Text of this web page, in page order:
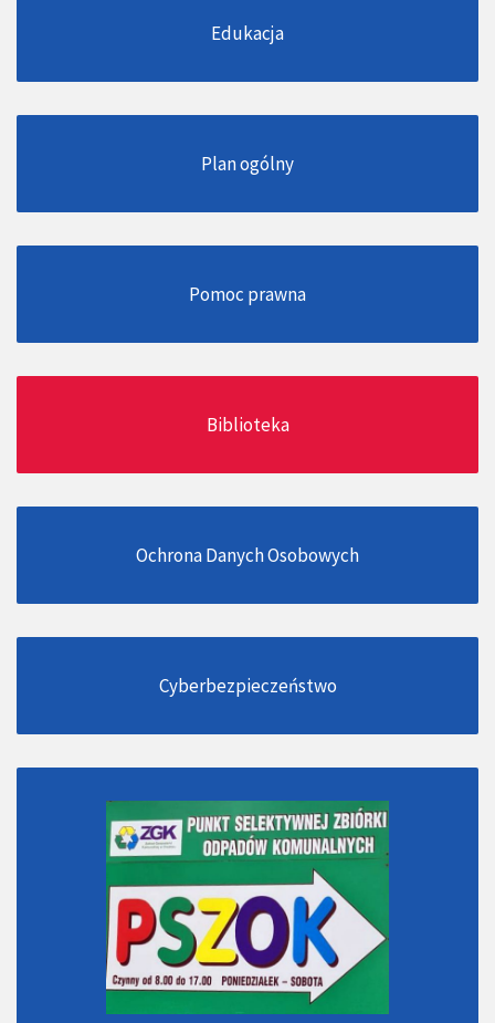
Edukacja
Plan ogólny
Pomoc prawna
Biblioteka
Ochrona Danych Osobowych
Cyberbezpieczeństwo